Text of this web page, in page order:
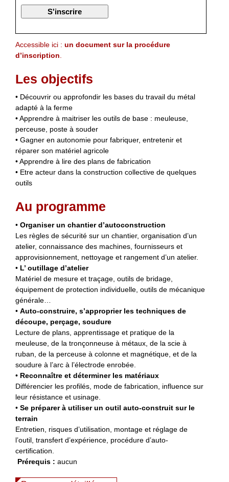
Accessible ici : un document sur la procédure
d’inscription
Les objectifs
• Découvrir ou approfondir les bases du travail du métal
adapté à la ferme
• Apprendre à maitriser les outils de base : meuleuse,
perceuse, poste à souder
• Gagner en autonomie pour fabriquer, entretenir et
réparer son matériel agricole
• Apprendre à lire des plans de fabrication
• Etre acteur dans la construction collective de quelques
outils
Au programme
• Organiser un chantier d’autoconstruction
Les règles de sécurité sur un chantier, organisation d’un
atelier, connaissance des machines, fournisseurs et
approvisionnement, nettoyage et rangement d’un atelier.
• L’ outillage d’atelier
Matériel de mesure et traçage, outils de bridage,
équipement de protection individuelle, outils de mécanique
générale…
• Auto-construire, s’approprier les techniques de
découpe, perçage, soudure
Lecture de plans, apprentissage et pratique de la
meuleuse, de la tronçonneuse à métaux, de la scie à
ruban, de la perceuse à colonne et magnétique, et de la
soudure à l’arc à l’électrode enrobée.
• Reconnaître et déterminer les matériaux
Différencier les profilés, mode de fabrication, influence sur
leur résistance et usinage.
• Se préparer à utiliser un outil auto-construit sur le
terrain
Entretien, risques d’utilisation, montage et réglage de
l’outil, transfert d’expérience, procédure d’auto-
certification.
Prérequis : aucun